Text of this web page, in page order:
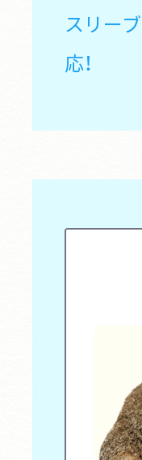
スリー
応！